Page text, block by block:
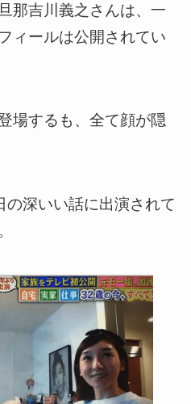
那吉川義之さんは、一
ィールは公開されてい
場するも、全て顔が隠
深いい話に出演されて